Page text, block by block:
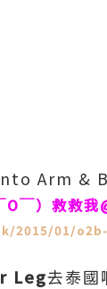
Arm &
O￣）救救
01/
Leg去泰國